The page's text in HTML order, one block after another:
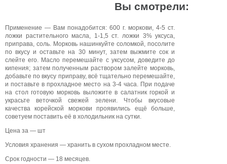
Вы смотрели:
Применение — Вам понадобится: 600 г. моркови, 4-5 ст.
ложки растительного масла, 1-1,5 ст. ложки 3% уксуса,
приправа, соль. Морковь нашинкуйте соломкой, посолите
по вкусу и оставьте на 30 минут, затем выжмите сок и
слейте его. Масло перемешайте с уксусом, доведите до
кипения; затем полученным раствором залейте морковь,
добавьте по вкусу приправу, всё тщательно перемешайте,
и поставьте в прохладное место на 3-4 часа. При подаче
на стол готовую морковь выложите в салатник горкой и
украсьте веточкой свежей зелени. Чтобы вкусовые
качества корейской моркови проявились ещё больше,
советуем поставить её в холодильник на сутки.
Цена за — шт
Условия хранения — хранить в сухом прохладном месте.
Срок годности — 18 месяцев.